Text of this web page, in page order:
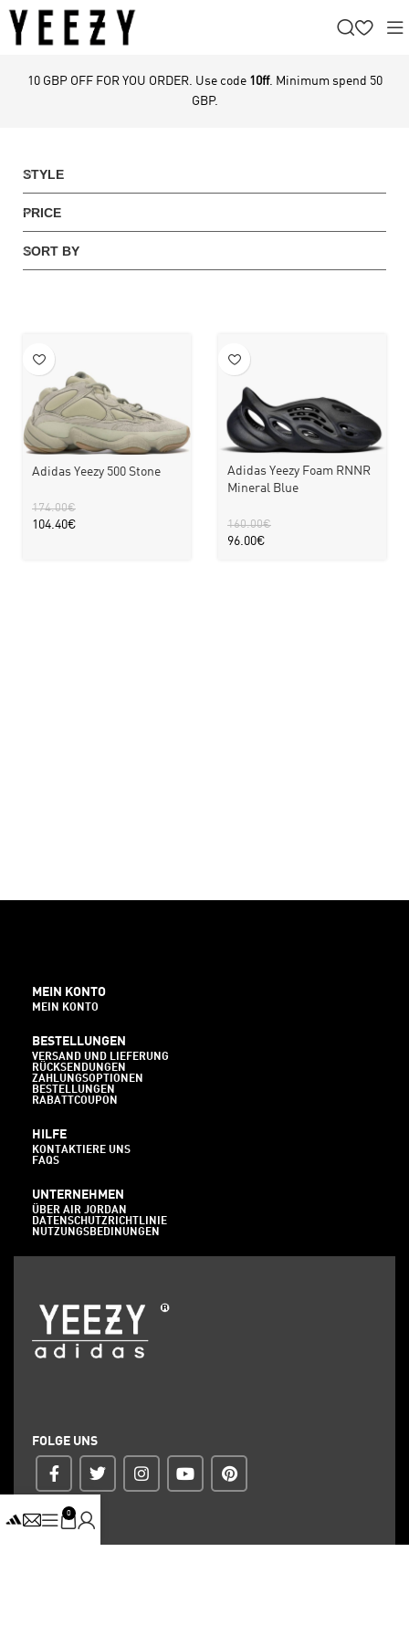
10 GBP OFF FOR YOU ORDER. Use code 10ff. Minimum spend 50
GBP.
STYLE
PRICE
SORT BY
Adidas Yeezy 500 Stone
174.00€
104.40€
Adidas Yeezy Foam RNNR
Mineral Blue
160.00€
96.00€
MEIN KONTO
MEIN KONTO
BESTELLUNGEN
VERSAND UND LIEFERUNG
RÜCKSENDUNGEN
ZAHLUNGSOPTIONEN
BESTELLUNGEN
RABATTCOUPON
HILFE
KONTAKTIERE UNS
FAQS
UNTERNEHMEN
ÜBER AIR JORDAN
DATENSCHUTZRICHTLINIE
NUTZUNGSBEDINUNGEN
FOLGE UNS
0